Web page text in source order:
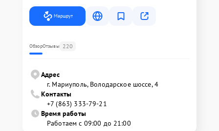
Маршрут
ОбзорОтзывы 220
Адрес
г. Мариуполь, Володарское шоссе, 4
Контакты
+7 (863) 333-79-21
Время работы
Работаем с 09:00 до 21:00